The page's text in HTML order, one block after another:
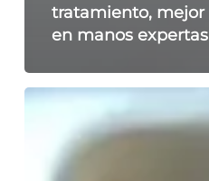
tratamiento, mejor
en manos expertas